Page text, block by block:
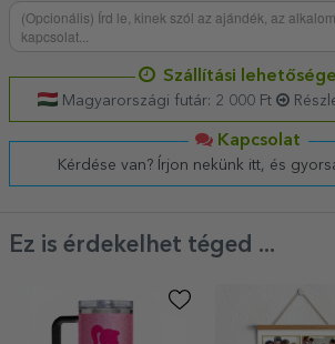
Szállítási
Magyarországi futár: 2 000 Ft
Kapcsolat
Kérdése van? Írjon nekünk itt, és
Ez is érdekelhet téged ...